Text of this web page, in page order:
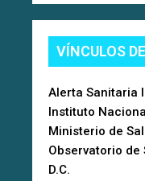
VÍNCULOS
Alerta Sanitaria
Instituto
Ministerio de
Observatorio de
D.C.